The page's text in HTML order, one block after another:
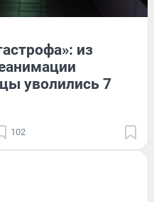
из
уволились 7
102